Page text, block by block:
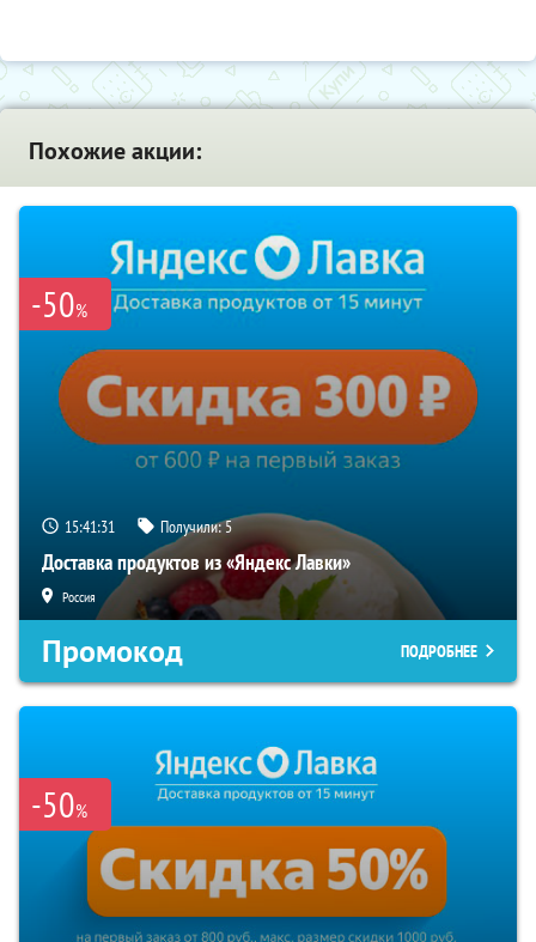
Похожие акции:
-50%
15:41:30 Получили:5
Доставка продуктов из «Яндекс Лавки»
Россия
Промокод ПОДРОБНЕЕ
-50%